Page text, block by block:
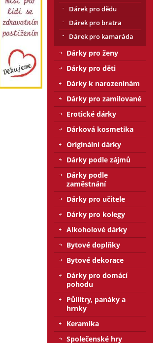
Dárek pro dědu
Dárek pro bratra
Dárek pro kamaráda
Dárky pro ženy
Dárky pro děti
Dárky k narozeninám
Dárky pro zamilované
Erotické dárky
Dárková kosmetika
Originální dárky
Dárky podle zájmů
Dárky podle
zaměstnání
Dárky pro učitele
Dárky pro kolegy
Alkoholové dárky
Bytové doplňky
Bytové dekorace
Dárky pro domácí
pohodu
Půllitry, panáky a
hrnky
Keramika
Společenské hry